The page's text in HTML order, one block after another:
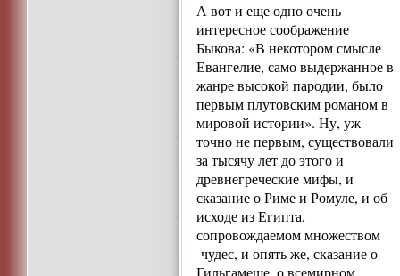
А вот и еще одно очень
интересное соображение
Быкова: «В некотором смысле
Евангелие, само выдержанное в
жанре высокой пародии, было
первым плутовским романом в
мировой истории». Ну, уж
точно не первым, существовали
за тысячу лет до этого и
древнегреческие мифы, и
сказание о Риме и Ромуле, и об
исходе из Египта,
сопровождаемом множеством
чудес, и опять же, сказание о